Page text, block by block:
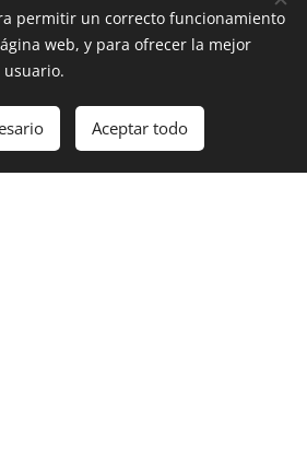
permitir un correcto funcionamiento
web, y para ofrecer la mejor
Aceptar todo